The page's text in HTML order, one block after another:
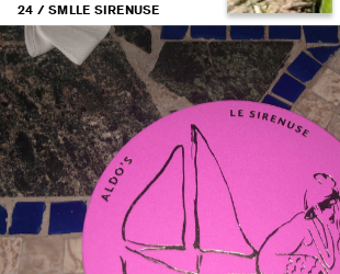
24 / SML LE SIRENUSE